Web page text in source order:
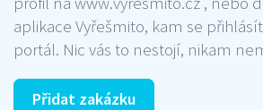
aplikace Vyřešmito, kam se
portál. Nic vás to nestojí, nikam
Přidat zakázku